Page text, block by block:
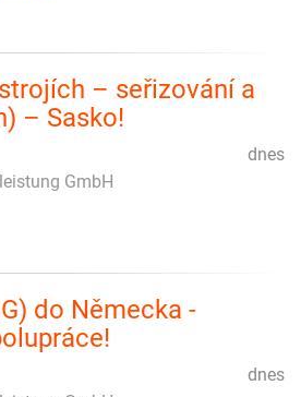
– seřizování a
– Sasko!
dnes
GmbH
do Německa -
dnes